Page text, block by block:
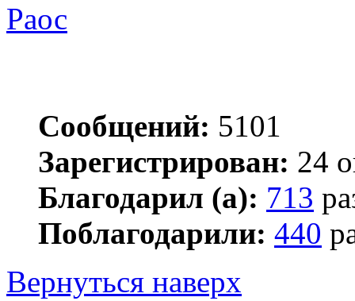
Раос
Сообщений: 5101
Зарегистрирован: 24
Благодарил (а): 713
Поблагодарили: 440
Вернуться наверх